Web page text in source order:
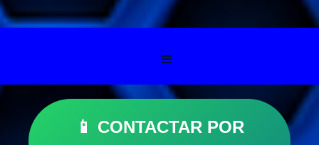
Skip to content
📱 CONTACTAR POR